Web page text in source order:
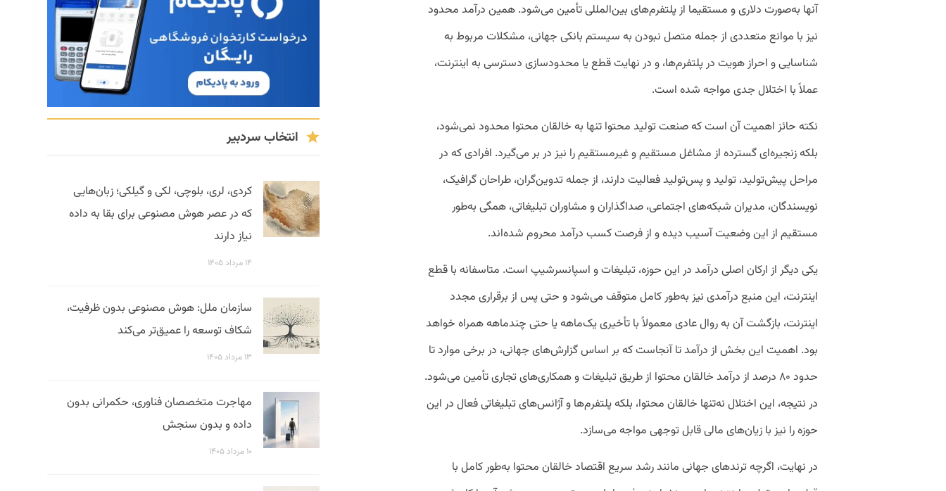
آنها به‌صورت دلاری و مستقیما از پلتفرم‌های بین‌المللی تأمین می‌شود. همین درآمد محدود
نیز با موانع متعددی از جمله متصل نبودن به سیستم بانکی جهانی، مشکلات مربوط به
شناسایی و احراز هویت در پلتفرم‌ها، و در نهایت قطع یا محدودسازی دسترسی به اینترنت،
عملاً با اختلال جدی مواجه شده است.
نکته حائز اهمیت آن است که صنعت تولید محتوا تنها به خالقان محتوا محدود نمی‌شود،
بلکه زنجیره‌ای گسترده از مشاغل مستقیم و غیرمستقیم را نیز در بر می‌گیرد. افرادی که در
مراحل پیش‌تولید، تولید و پس‌تولید فعالیت دارند، از جمله تدوین‌گران، طراحان گرافیک،
نویسندگان، مدیران شبکه‌های اجتماعی، صداگذاران و مشاوران تبلیغاتی، همگی به‌طور
مستقیم از این وضعیت آسیب دیده و از فرصت کسب درآمد محروم شده‌اند.
یکی دیگر از ارکان اصلی درآمد در این حوزه، تبلیغات و اسپانسرشیپ است. متاسفانه با قطع
اینترنت، این منبع درآمدی نیز به‌طور کامل متوقف می‌شود و حتی پس از برقراری مجدد
اینترنت، بازگشت آن به روال عادی معمولاً با تأخیری یک‌ماهه یا حتی چندماهه همراه خواهد
بود. اهمیت این بخش از درآمد تا آنجاست که بر اساس گزارش‌های جهانی، در برخی موارد تا
حدود ۸۰ درصد از درآمد خالقان محتوا از طریق تبلیغات و همکاری‌های تجاری تأمین می‌شود.
در نتیجه، این اختلال نه‌تنها خالقان محتوا، بلکه پلتفرم‌ها و آژانس‌های تبلیغاتی فعال در این
حوزه را نیز با زیان‌های مالی قابل توجهی مواجه می‌سازد.
در نهایت، اگرچه ترندهای جهانی مانند رشد سریع اقتصاد خالقان محتوا به‌طور کامل با
انتخاب سردبیر
کردی، لری، بلوچی، لکی و گیلکی؛ زبان‌هایی
که در عصر هوش مصنوعی برای بقا به داده
نیاز دارند
۱۴ مرداد ۱۴۰۵
سازمان ملل: هوش مصنوعی بدون ظرفیت،
شکاف توسعه را عمیق‌تر می‌کند
۱۳ مرداد ۱۴۰۵
مهاجرت متخصصان فناوری، حکمرانی بدون
داده و بدون سنجش
۱۰ مرداد ۱۴۰۵